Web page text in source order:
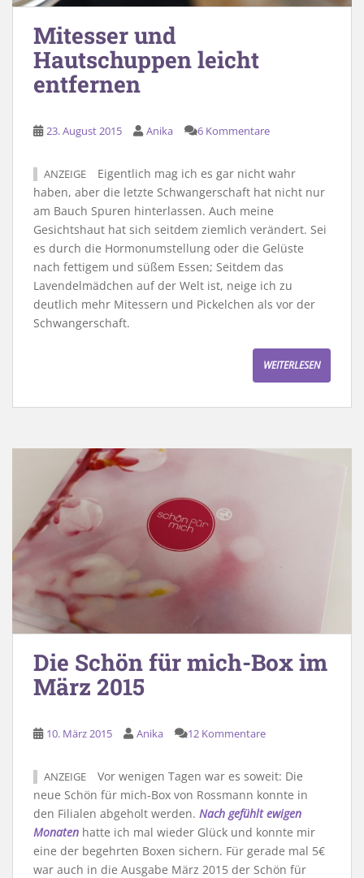
Mitesser und
Hautschuppen leicht
entfernen
23. August 2015 Anika 6 Kommentare
ANZEIGE
Eigentlich mag ich es gar nicht wahr
haben, aber die letzte Schwangerschaft hat nicht nur
am Bauch Spuren hinterlassen. Auch meine
Gesichtshaut hat sich seitdem ziemlich verändert. Sei
es durch die Hormonumstellung oder die Gelüste
nach fettigem und süßem Essen; Seitdem das
Lavendelmädchen auf der Welt ist, neige ich zu
deutlich mehr Mitessern und Pickelchen als vor der
Schwangerschaft.
WEITERLESEN
Die Schön für mich-Box im
März 2015
10. März 2015 Anika 12 Kommentare
ANZEIGE
Vor wenigen Tagen war es soweit: Die
neue Schön für mich-Box von Rossmann konnte in
den Filialen abgeholt werden. Nach gefühlt ewigen
Monaten hatte ich mal wieder Glück und konnte mir
eine der begehrten Boxen sichern. Für gerade mal 5€
war auch in die Ausgabe März 2015 der Schön für